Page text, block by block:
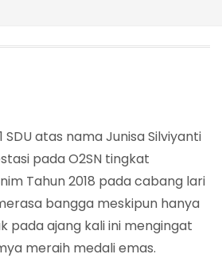
SDU atas nama Junisa Silviyanti
pada O2SN tingkat
Tahun 2018 pada cabang lari
merasa bangga meskipun hanya
pada ajang kali ini mengingat
meraih medali emas.